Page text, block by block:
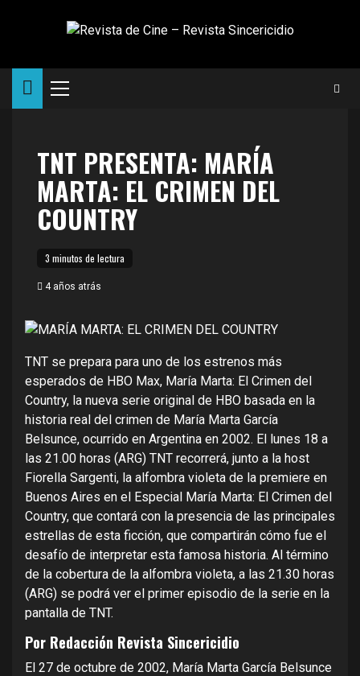
Menú
TNT PRESENTA: MARÍA
MARTA: EL CRIMEN DEL
COUNTRY
3 minutos de lectura
4 años atrás
TNT se prepara para uno de los estrenos más
esperados de HBO Max, María Marta: El Crimen del
Country, la nueva serie original de HBO basada en la
historia real del crimen de María Marta García
Belsunce, ocurrido en Argentina en 2002. El lunes 18 a
las 21.00 horas (ARG) TNT recorrerá, junto a la host
Fiorella Sargenti, la alfombra violeta de la premiere en
Buenos Aires en el Especial María Marta: El Crimen del
Country, que contará con la presencia de las principales
estrellas de esta ficción, que compartirán cómo fue el
desafío de interpretar esta famosa historia. Al término
de la cobertura de la alfombra violeta, a las 21.30 horas
(ARG) se podrá ver el primer episodio de la serie en la
pantalla de TNT.
Por Redacción Revista Sincericidio
El 27 de octubre de 2002, María Marta García Belsunce